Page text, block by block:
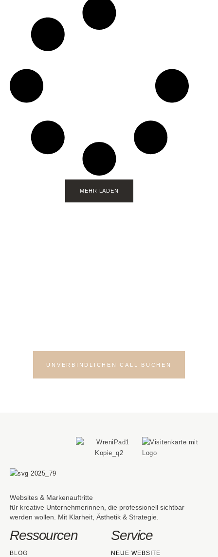
MEHR LADEN
UNVERBINDLICHEN CALL BUCHEN
Websites & Markenauftritte
für kreative Unternehmerinnen, die professionell sichtbar
werden wollen. Mit Klarheit, Ästhetik & Strategie.
Ressourcen
BLOG
Service
NEUE WEBSITE